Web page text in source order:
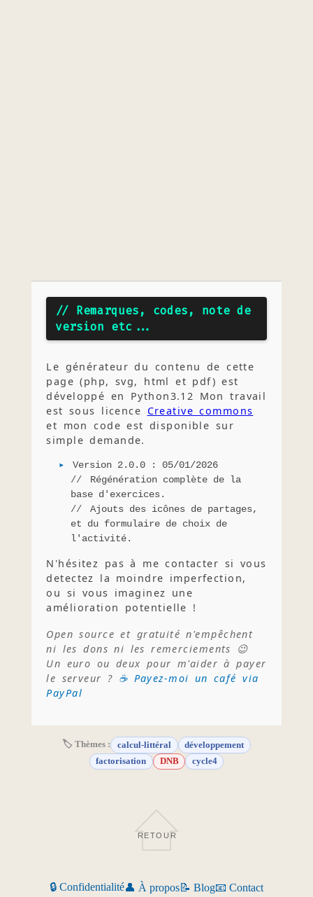
// Remarques, codes, note de
version etc...
Le générateur du contenu de cette
page (php, svg, html et pdf) est
développé en Python3.12 Mon travail
est sous licence Creative commons
et mon code est disponible sur
simple demande.
Version 2.0.0 : 05/01/2026
Régénération complète de la
base d'exercices.
Ajouts des icônes de partages,
et du formulaire de choix de
l'activité.
N'hésitez pas à me contacter si vous
detectez la moindre imperfection,
ou si vous imaginez une
amélioration potentielle !
Open source et gratuité n'empêchent
ni les dons ni les remerciements 😉
Un euro ou deux pour m'aider à payer
le serveur ? ☕ Payez-moi un café via
PayPal
🏷 Thèmes : calcul-littéral
développement
factorisation
DNB cycle4
RETOUR
🔒 Confidentialité👤 À propos📝 Blog📧 Contact